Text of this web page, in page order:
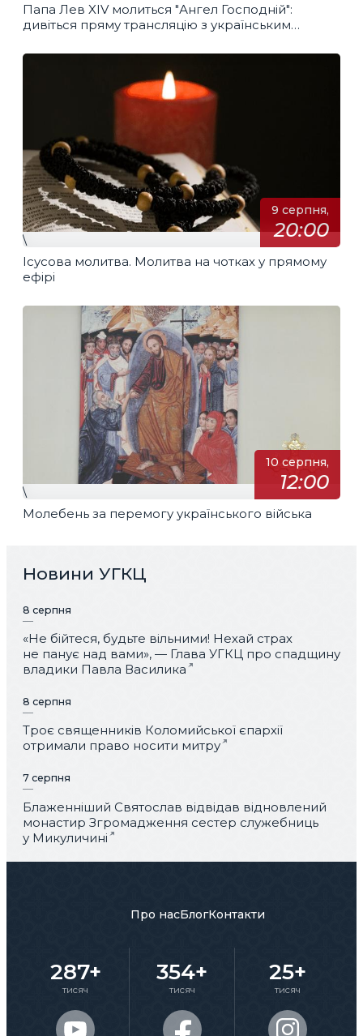
Папа Лев XIV молиться "Ангел Господній":
дивіться пряму трансляцію з українським
9 серпня,
20:00
\
Ісусова молитва. Молитва на чотках у прямому
ефірі
10 серпня,
12:00
\
Молебень за перемогу українського війська
Новини УГКЦ
8 серпня
«Не бійтеся, будьте вільними! Нехай страх
не панує над вами», — Глава УГКЦ про спадщину
владики Павла Василика
8 серпня
Троє священників Коломийської єпархії
отримали право носити митру
7 серпня
Блаженніший Святослав відвідав відновлений
монастир Згромадження сестер служебниць
у Микуличині
Про насБлогКонтакти
287+
тисяч
354+
тисяч
25+
тисяч